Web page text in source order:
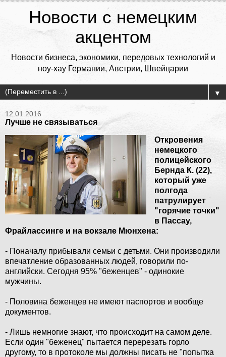
Новости с немецким
акцентом
Новости бизнеса, экономики, передовых технологий и
ноу-хау Германии, Австрии, Швейцарии
▼
12.01.2016
Лучше не связываться
Откровения
немецкого
полицейского
Бернда К. (22),
который уже
полгода
патрулирует
"горячие точки"
в Пассау,
Фрайлассинге и на вокзале Мюнхена:
- Поначалу прибывали семьи с детьми. Они производили
впечатление образованных людей, говорили по-
английски. Сегодня 95% "беженцев" - одинокие
мужчины.
- Половина беженцев не имеют паспортов и вообще
документов.
- Лишь немногие знают, что происходит на самом деле.
Если один "беженец" пытается перерезать горло
другому, то в протоколе мы должны писать не "попытка